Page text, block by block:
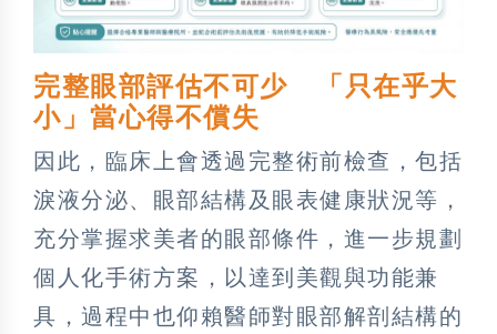
完整眼部評估不可少 「只在乎大
小」當心得不償失
因此，臨床上會透過完整術前檢查，包括
淚液分泌、眼部結構及眼表健康狀況等，
充分掌握求美者的眼部條件，進一步規劃
個人化手術方案，以達到美觀與功能兼
具，過程中也仰賴醫師對眼部解剖結構的